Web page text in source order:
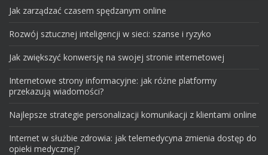
Jak zarządzać czasem spędzanym online
Rozwój sztucznej inteligencji w sieci: szanse i ryzyko
Jak zwiększyć konwersję na swojej stronie internetowej
Internetowe strony informacyjne: jak różne platformy
przekazują wiadomości?
Najlepsze strategie personalizacji komunikacji z klientami online
Internet w służbie zdrowia: jak telemedycyna zmienia dostęp do
opieki medycznej?